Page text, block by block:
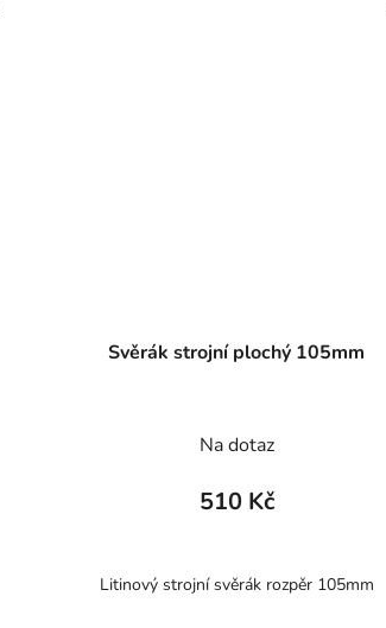
Svěrák strojní plochý 105mm
Na dotaz
510 Kč
Litinový strojní svěrák rozpěr 105mm